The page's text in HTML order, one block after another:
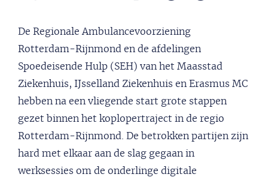
De Regionale Ambulancevoorziening
Rotterdam-Rijnmond en de afdelingen
Spoedeisende Hulp (SEH) van het Maasstad
Ziekenhuis, IJsselland Ziekenhuis en Erasmus MC
hebben na een vliegende start grote stappen
gezet binnen het koplopertraject in de regio
Rotterdam-Rijnmond. De betrokken partijen zijn
hard met elkaar aan de slag gegaan in
werksessies om de onderlinge digitale